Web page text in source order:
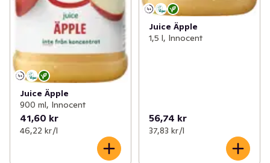
Juice Äpple
900 ml, Innocent
41,60 kr
46,22 kr /l
Juice Äpple
1,5 l, Innocent
56,74 kr
37,83 kr /l